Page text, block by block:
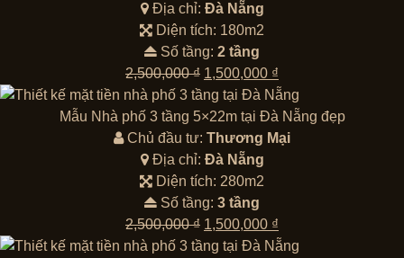
Địa chỉ: Đà Nẵng
Diện tích: 180m2
Số tầng: 2 tầng
2,500,000₫ Giá
gốc
là:
2,500,000 ₫.
1,500,000 ₫
hiện
tại
là:
Mẫu Nhà phố 3 tầng 5×22m tại Đà Nẵng đẹp
Chủ đầu tư: Thương Mại
Địa chỉ: Đà Nẵng
Diện tích: 280m2
Số tầng: 3 tầng
2,500,000₫ Giá
gốc
1,500,000 ₫
hiện